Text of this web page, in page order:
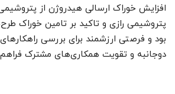
افزایش خوراک ارسالی هیدروژن از
پتروشیمی رازی و تاکید بر تامین خوراک
بود و فرصتی ارزشمند برای بررسی
دوجانبه و تقویت همکاری‌های مشترک فراهم